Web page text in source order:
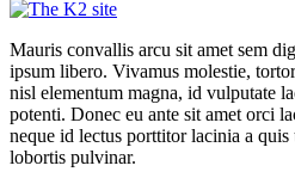
Mauris convallis arcu sit amet sem
ipsum libero. Vivamus molestie,
nisl elementum magna, id vulputate
potenti. Donec eu ante sit amet orci
neque id lectus porttitor lacinia a
lobortis pulvinar.